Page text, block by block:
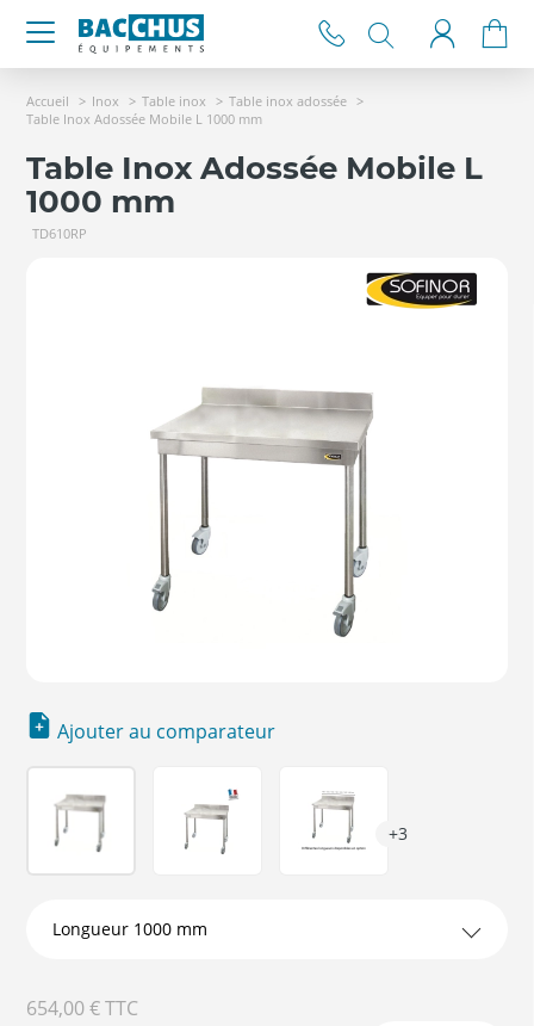
Accueil Inox Table inox
Table inox adossée
Table Inox Adossée Mobile L 1000 mm
Table Inox Adossée Mobile L
1000 mm
TD610RP
Ajouter au comparateur
+3
654,00 €TTC